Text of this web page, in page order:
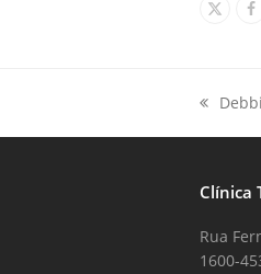
X
previous
post:
Clínica
Rua
1600-